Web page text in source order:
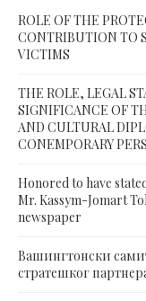
ROLE OF THE
CONTRIBUTION TO
VICTIMS
THE ROLE, LEGAL
SIGNIFICANCE OF
AND CULTURAL
CONEMPORARY
Honored to have
Mr. Kassym-Jomart
newspaper
Вашингтонски
стратешког